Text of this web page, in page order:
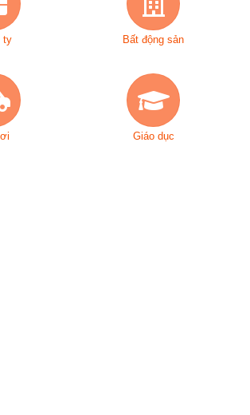
ty Bất động sản
Giáo dục